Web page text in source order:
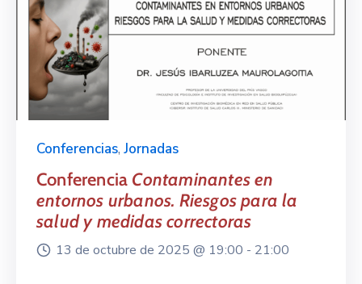
Conferencias, Jornadas
Conferencia Contaminantes en
entornos urbanos. Riesgos para la
salud y medidas correctoras
13 de octubre de 2025 @ 19:00 - 21:00